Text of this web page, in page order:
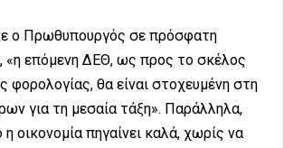
ο Πρωθυπουργός σε πρόσφατη
«η επόμενη ΔΕΘ, ως προς το σκέλος
φορολογίας, θα είναι στοχευμένη στη
για τη μεσαία τάξη». Παράλληλα,
η οικονομία πηγαίνει καλά, χωρίς να